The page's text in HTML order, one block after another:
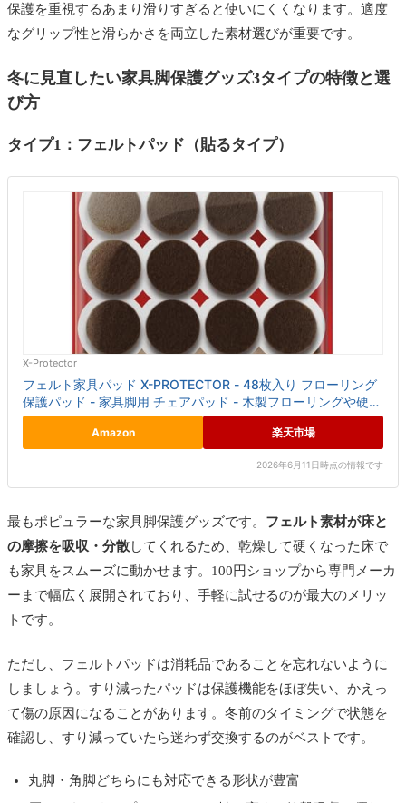
保護を重視するあまり滑りすぎると使いにくくなります。適度
なグリップ性と滑らかさを両立した素材選びが重要です。
冬に見直したい家具脚保護グッズ3タイプの特徴と選
び方
タイプ1：フェルトパッド（貼るタイプ）
X-Protector
フェルト家具パッド X-PROTECTOR - 48枚入り フローリング
保護パッド - 家具脚用 チェアパッド - 木製フローリングや硬材
床の保護に最適 - 最良の床保護パッド！【...
Amazon 楽天市場
2026年6月11日時点の情報です
最もポピュラーな家具脚保護グッズです。 フェルト素材が床と
の摩擦を吸収・分散してくれるため、乾燥して硬くなった床で
も家具をスムーズに動かせます。100円ショップから専門メーカ
ーまで幅広く展開されており、手軽に試せるのが最大のメリッ
トです。
ただし、フェルトパッドは消耗品であることを忘れないように
しましょう。すり減ったパッドは保護機能をほぼ失い、かえっ
て傷の原因になることがあります。冬前のタイミングで状態を
確認し、すり減っていたら迷わず交換するのがベストです。
丸脚・角脚どちらにも対応できる形状が豊富